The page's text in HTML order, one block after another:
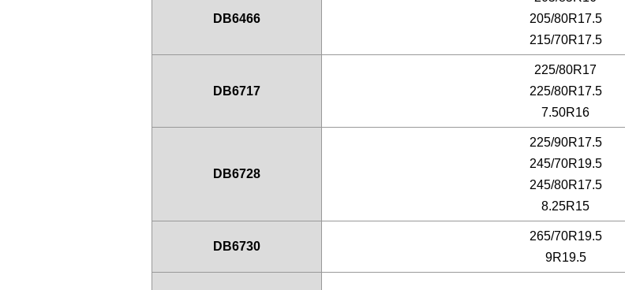
DB6466
205/80R17.5
215/70R17.5
DB6717
225/80R17
225/80R17.5
7.50R16
DB6728
225/90R17.5
245/70R19.5
245/80R17.5
8.25R15
DB6730
265/70R19.5
9R19.5